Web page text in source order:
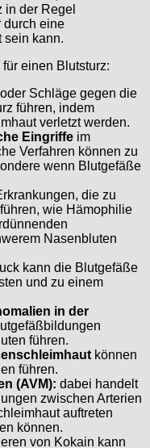
in der Regel
durch eine
sein kann.
einen Blutsturz:
Schläge gegen die
führen, indem
verletzt werden.
Eingriffe im
Verfahren können zu
wenn Blutgefäße
die zu
wie Hämophilie
Nasenbluten
kann die Blutgefäße
und zu einem
in der
führen.
können
führen.
(AVM): dabei handelt
zwischen Arterien
auftreten
können.
von Kokain kann